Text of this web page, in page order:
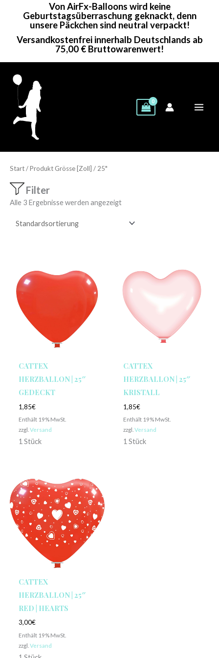
Von AirFx-Balloons wird keine
Geburtstagsüberraschung geknackt, denn
unsere Päckchen sind neutral verpackt!
Versandkostenfrei innerhalb Deutschlands ab
75,00 € Bruttowarenwert!
Start/ Produkt Grösse [Zoll] / 25"
Filter
Alle 3 Ergebnisse werden angezeigt
CATTEX
HERZBALLON | 25″
GEDECKT
1,85€
Enthält 19% MwSt.
zzgl. Versand
1 Stück
CATTEX
HERZBALLON | 25″
KRISTALL
1,85€
Enthält 19% MwSt.
zzgl. Versand
1 Stück
CATTEX
HERZBALLON | 25″
RED | HEARTS
3,00€
Enthält 19% MwSt.
zzgl. Versand